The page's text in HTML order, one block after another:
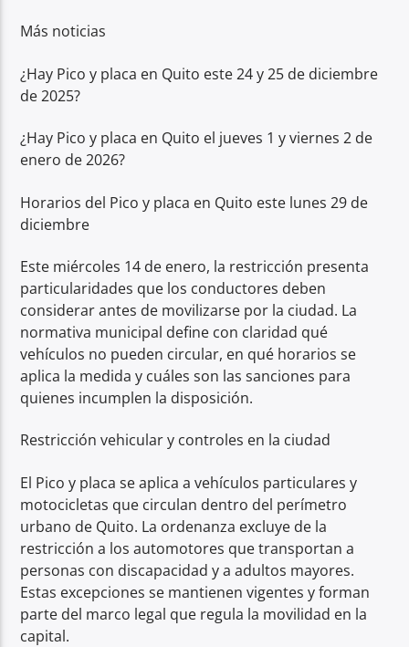
Más noticias
¿Hay Pico y placa en Quito este 24 y 25 de diciembre
de 2025?
¿Hay Pico y placa en Quito el jueves 1 y viernes 2 de
enero de 2026?
Horarios del Pico y placa en Quito este lunes 29 de
diciembre
Este miércoles 14 de enero, la restricción presenta
particularidades que los conductores deben
considerar antes de movilizarse por la ciudad. La
normativa municipal define con claridad qué
vehículos no pueden circular, en qué horarios se
aplica la medida y cuáles son las sanciones para
quienes incumplen la disposición.
Restricción vehicular y controles en la ciudad
El Pico y placa se aplica a vehículos particulares y
motocicletas que circulan dentro del perímetro
urbano de Quito. La ordenanza excluye de la
restricción a los automotores que transportan a
personas con discapacidad y a adultos mayores.
Estas excepciones se mantienen vigentes y forman
parte del marco legal que regula la movilidad en la
capital.